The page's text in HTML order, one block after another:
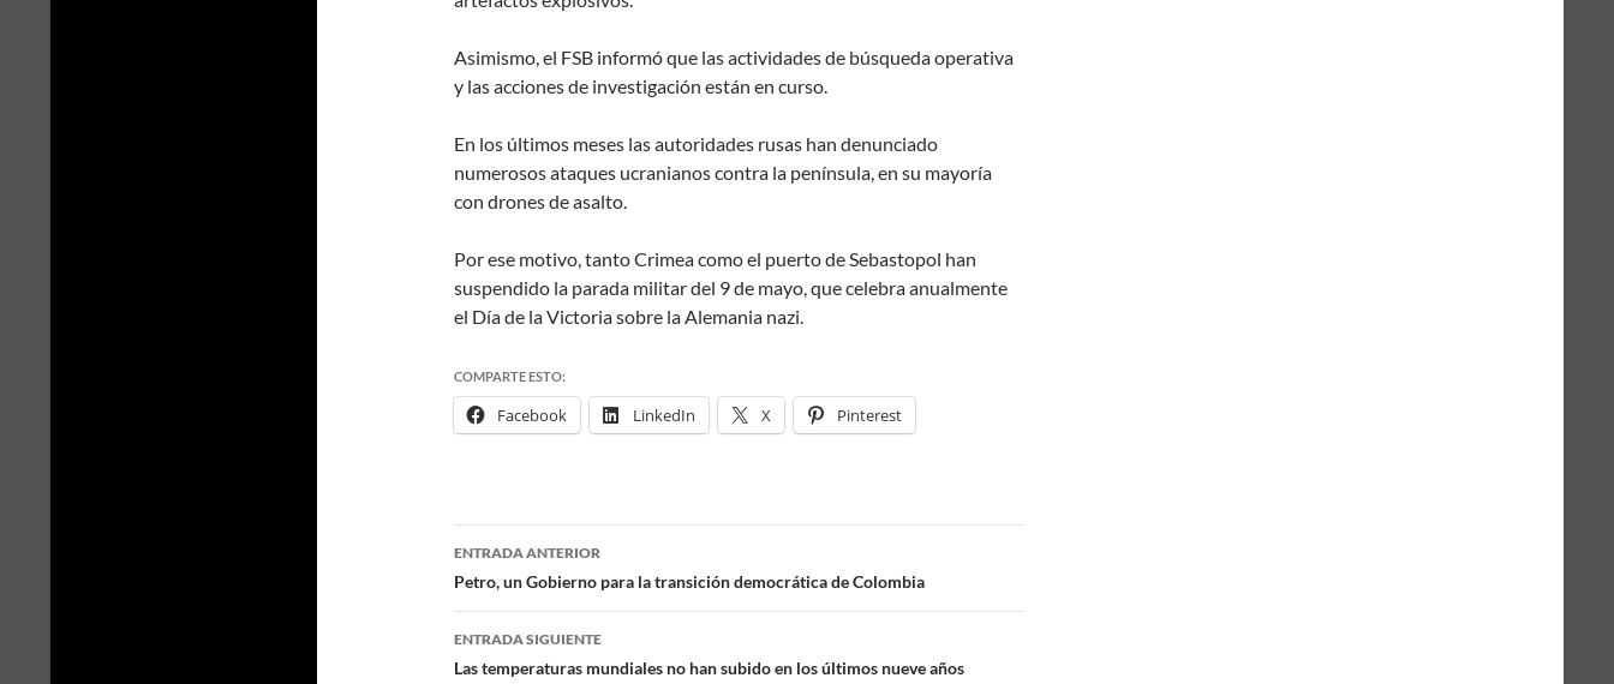
Asimismo, el FSB informó que las actividades de búsqueda operativa
y las acciones de investigación están en curso.
En los últimos meses las autoridades rusas han denunciado
numerosos ataques ucranianos contra la península, en su mayoría
con drones de asalto.
Por ese motivo, tanto Crimea como el puerto de Sebastopol han
suspendido la parada militar del 9 de mayo, que celebra anualmente
el Día de la Victoria sobre la Alemania nazi.
COMPARTE ESTO:
Facebook LinkedIn X Pinterest
Navegación
de
entradas
ENTRADA ANTERIOR
Petro, un Gobierno para la transición democrática de Colombia
ENTRADA SIGUIENTE
Las temperaturas mundiales no han subido en los últimos nueve años